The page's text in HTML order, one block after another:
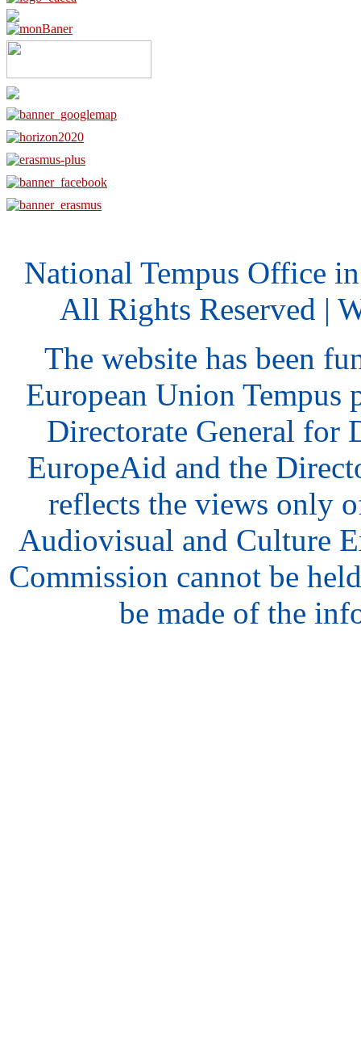
National Tempus Office
All Rights Reserved |
The website has been
European Union Tempus
Directorate General for
EuropeAid and the
reflects the views only
Audiovisual and Culture
Commission cannot be
be made of the